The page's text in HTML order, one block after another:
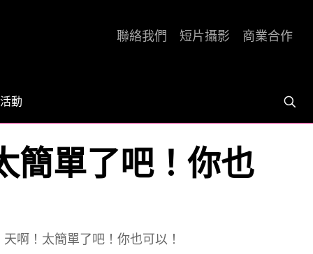
活動
聯絡我們 短片攝影 商業合作
簡單了吧！你也
啊！太簡單了吧！你也可以！